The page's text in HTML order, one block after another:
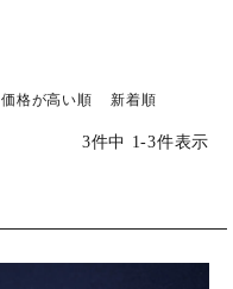
価格が高い順 新着順
3件中 1-3件表示